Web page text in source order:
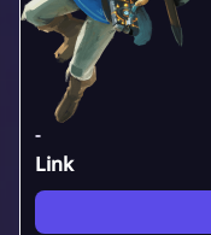
-
Link